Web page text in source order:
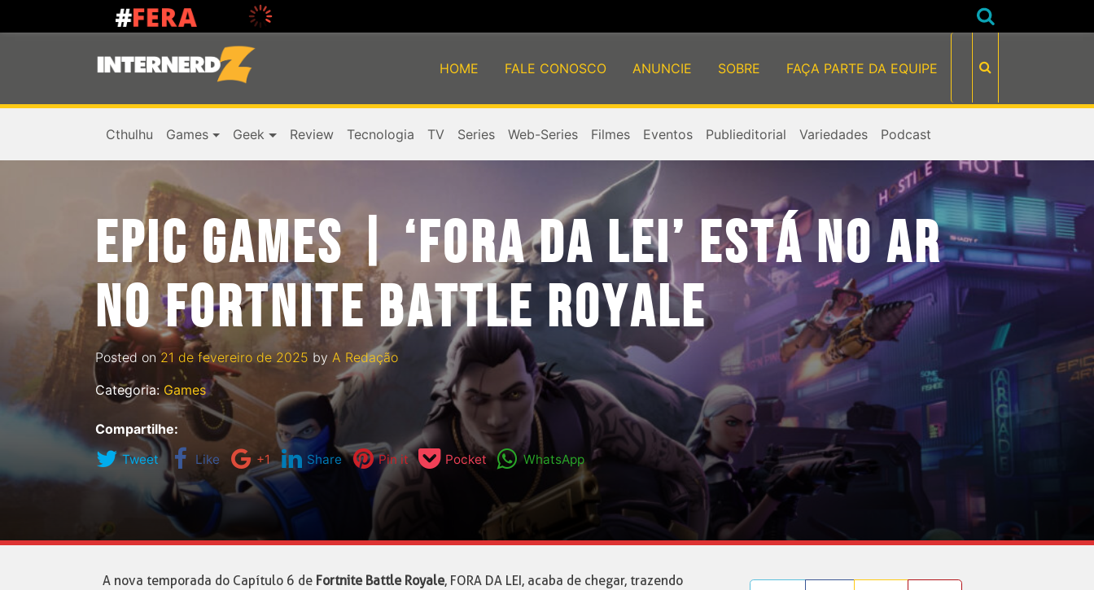
HOME FALE CONOSCO ANUNCIE SOBRE FAÇA PARTE DA EQUIPE
Cthulhu Games Geek Review Tecnologia TV Series Web-Series Filmes Eventos Publieditorial Variedades Podcast
EPIC GAMES | ‘FORA DA LEI’ ESTÁ NO AR
NO FORTNITE BATTLE ROYALE
Posted on21 de fevereiro de 2025 by A Redação
Categoria: Games
Compartilhe:
Tweet Like +1 Share Pin it Pocket WhatsApp
A nova temporada do Capítulo 6 de Fortnite Battle Royale, FORA DA LEI, acaba de chegar, trazendo